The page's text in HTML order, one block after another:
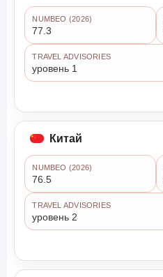
NUMBEO (2026)
77.3
TRAVEL ADVISORIES
уровень 1
Китай
NUMBEO (2026)
76.5
TRAVEL ADVISORIES
уровень 2